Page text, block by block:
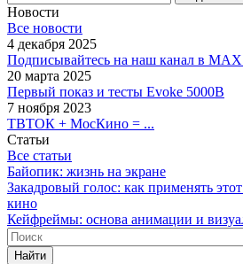
Новости
Все новости
4 декабря 2025
Подписывайтесь на наш канал в
20 марта 2025
Первый показ и тесты Evoke 5000B
7 ноября 2023
ТВТОК + МосКино = ...
Статьи
Все статьи
Байопик: жизнь на экране
Закадровый голос: как применять
кино
Кейфреймы: основа анимации и
Найти